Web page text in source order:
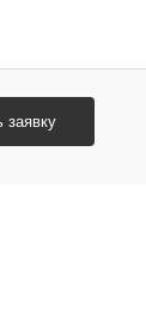
заявку